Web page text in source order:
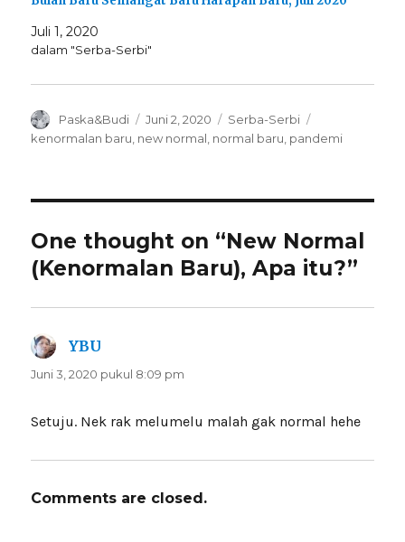
Juli 1, 2020
dalam "Serba-Serbi"
Author
Paska&Budi
Posted
on
Juni 2, 2020 Categories
Serba-Serbi
kenormalan baru new normal normal baru pandemi
One thought on “New Normal
(Kenormalan Baru), Apa itu?”
YBU
Juni 3, 2020 pukul 8:09 pm
Setuju. Nek rak melumelu malah gak normal hehe
Comments are closed.